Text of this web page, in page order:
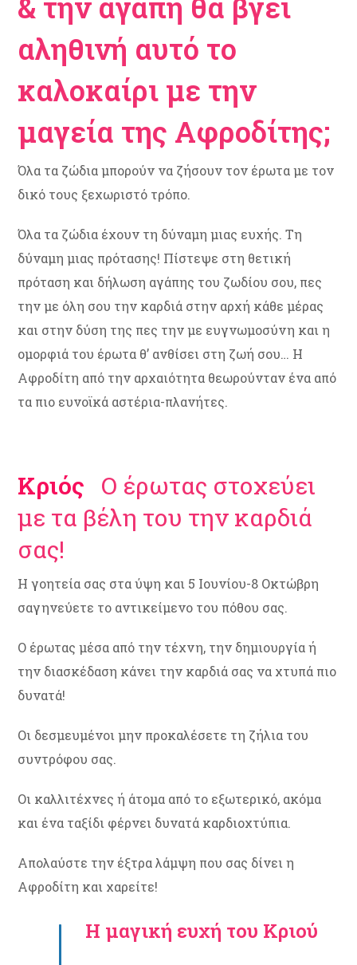
αληθινή αυτό το
καλοκαίρι με την
μαγεία της Αφροδίτης;
Όλα τα ζώδια μπορούν να ζήσουν τον έρωτα με τον
δικό τους ξεχωριστό τρόπο.
Όλα τα ζώδια έχουν τη δύναμη μιας ευχής. Τη
δύναμη μιας πρότασης! Πίστεψε στη θετική
πρόταση και δήλωση αγάπης του ζωδίου σου, πες
την με όλη σου την καρδιά στην αρχή κάθε μέρας
και στην δύση της πες την με ευγνωμοσύνη και η
ομορφιά του έρωτα θ’ ανθίσει στη ζωή σου… Η
Αφροδίτη από την αρχαιότητα θεωρούνταν ένα από
τα πιο ευνοϊκά αστέρια-πλανήτες.
Κριός Ο έρωτας στοχεύει
με τα βέλη του την καρδιά
σας!
Η γοητεία σας στα ύψη και 5 Ιουνίου-8 Οκτώβρη
σαγηνεύετε το αντικείμενο του πόθου σας.
Ο έρωτας μέσα από την τέχνη, την δημιουργία ή
την διασκέδαση κάνει την καρδιά σας να χτυπά πιο
δυνατά!
Οι δεσμευμένοι μην προκαλέσετε τη ζήλια του
συντρόφου σας.
Οι καλλιτέχνες ή άτομα από το εξωτερικό, ακόμα
και ένα ταξίδι φέρνει δυνατά καρδιοχτύπια.
Απολαύστε την έξτρα λάμψη που σας δίνει η
Αφροδίτη και χαρείτε!
Η μαγική ευχή του Κριού